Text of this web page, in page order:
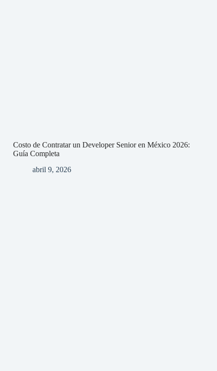
Costo de Contratar un Developer Senior en México 2026:
Guía Completa
abril 9, 2026